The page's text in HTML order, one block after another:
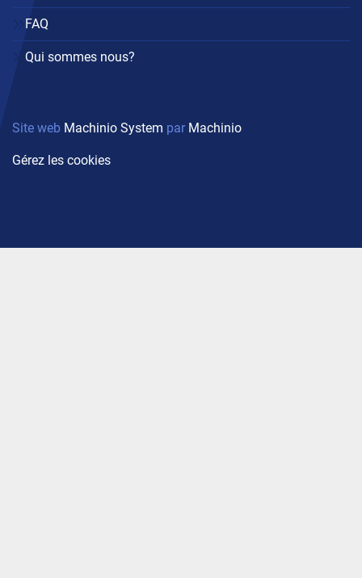
FAQ
Qui sommes nous?
Site web Machinio System par Machinio
Gérez les cookies